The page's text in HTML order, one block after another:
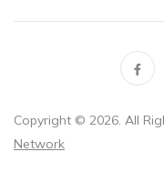
Copyright © 2026. All
Network